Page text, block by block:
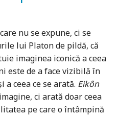
nu se expune, ci se
lui Platon de pildă, că
imaginea iconică a ceea
este de a face vizibilă în
ceea ce se arată. Eikôn
ci arată doar ceea
pe care o întâmpină